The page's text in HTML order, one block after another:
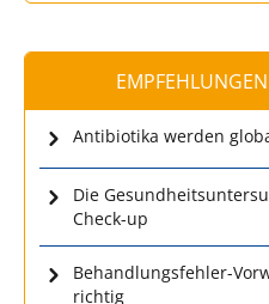
Antibiotika werden
Die
Check-up
Behandlungsfehler-
richtig